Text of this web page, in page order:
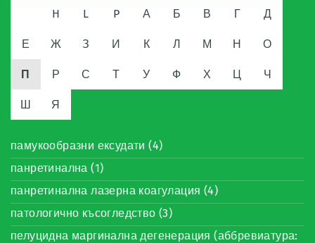
H L P А Б В Г Д
Е Ж З И К Л М Н О
П Р С Т У Ф Х Ц Ч
Ш Я
памукообразни ексудати (4)
панретинална (1)
панретинална лазерна коагулация (4)
патологично късогледство (3)
пелуцидна маргинална дегенерация (аббревиатура: